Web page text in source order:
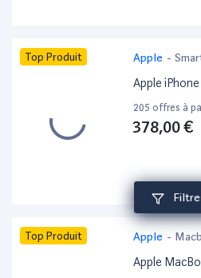
Top Produit Apple -
Apple iPhone
205 offres à
378,00 €
Top Produit Apple -
Apple